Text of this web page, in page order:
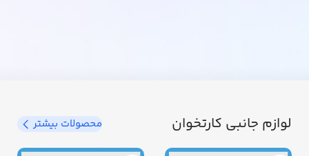
لوازم جانبی کارتخوان محصولات بیشتر